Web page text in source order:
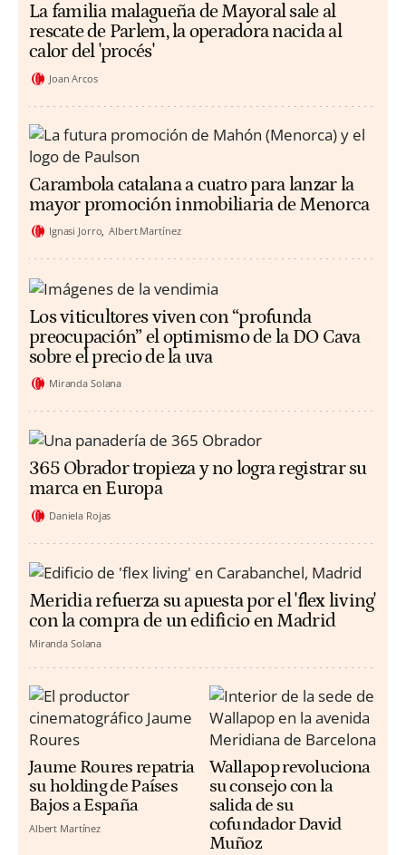
La familia malagueña de Mayoral sale al
rescate de Parlem, la operadora nacida al
calor del 'procés'
Joan Arcos
Carambola catalana a cuatro para lanzar la
mayor promoción inmobiliaria de Menorca
Ignasi Jorro Albert Martínez
Los viticultores viven con “profunda
preocupación” el optimismo de la DO Cava
sobre el precio de la uva
Miranda Solana
365 Obrador tropieza y no logra registrar su
marca en Europa
Daniela Rojas
Meridia refuerza su apuesta por el 'flex living'
con la compra de un edificio en Madrid
Miranda Solana
Jaume Roures repatria
su holding de Países
Bajos a España
Albert Martínez
Wallapop revoluciona
su consejo con la
salida de su
cofundador David
Muñoz